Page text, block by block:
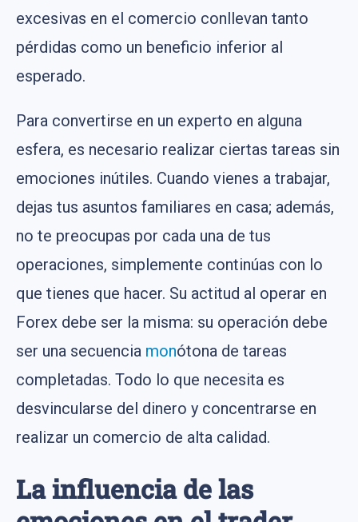
excesivas en el comercio conllevan tanto
pérdidas como un beneficio inferior al
esperado.
Para convertirse en un experto en alguna
esfera, es necesario realizar ciertas tareas sin
emociones inútiles. Cuando vienes a trabajar,
dejas tus asuntos familiares en casa; además,
no te preocupas por cada una de tus
operaciones, simplemente continúas con lo
que tienes que hacer. Su actitud al operar en
Forex debe ser la misma: su operación debe
ser una secuencia monótona de tareas
completadas. Todo lo que necesita es
desvincularse del dinero y concentrarse en
realizar un comercio de alta calidad.
La influencia de las